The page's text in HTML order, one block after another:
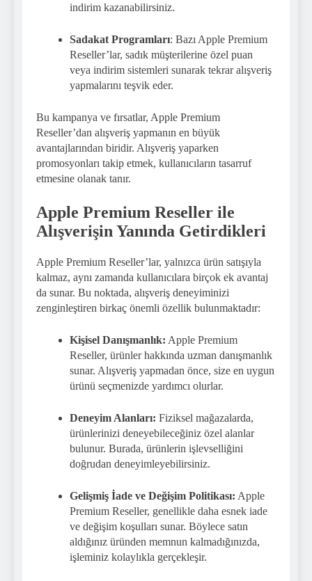
indirim kazanabilirsiniz.
Sadakat Programları: Bazı Apple Premium
Reseller’lar, sadık müşterilerine özel puan
veya indirim sistemleri sunarak tekrar alışveriş
yapmalarını teşvik eder.
Bu kampanya ve fırsatlar, Apple Premium
Reseller’dan alışveriş yapmanın en büyük
avantajlarından biridir. Alışveriş yaparken
promosyonları takip etmek, kullanıcıların tasarruf
etmesine olanak tanır.
Apple Premium Reseller ile
Alışverişin Yanında Getirdikleri
Apple Premium Reseller’lar, yalnızca ürün satışıyla
kalmaz, aynı zamanda kullanıcılara birçok ek avantaj
da sunar. Bu noktada, alışveriş deneyiminizi
zenginleştiren birkaç önemli özellik bulunmaktadır:
Kişisel Danışmanlık: Apple Premium
Reseller, ürünler hakkında uzman danışmanlık
sunar. Alışveriş yapmadan önce, size en uygun
ürünü seçmenizde yardımcı olurlar.
Deneyim Alanları: Fiziksel mağazalarda,
ürünlerinizi deneyebileceğiniz özel alanlar
bulunur. Burada, ürünlerin işlevselliğini
doğrudan deneyimleyebilirsiniz.
Gelişmiş İade ve Değişim Politikası: Apple
Premium Reseller, genellikle daha esnek iade
ve değişim koşulları sunar. Böylece satın
aldığınız üründen memnun kalmadığınızda,
işleminiz kolaylıkla gerçekleşir.